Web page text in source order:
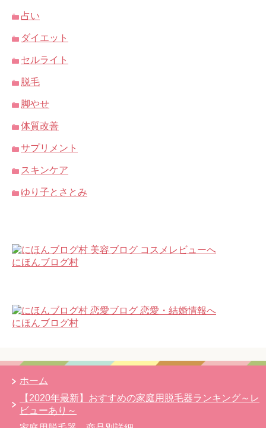
占い
ダイエット
セルライト
脱毛
脚やせ
体質改善
サプリメント
スキンケア
ゆり子とさとみ
にほんブログ村
にほんブログ村
ホーム
【2020年最新】おすすめの家庭用脱毛器ランキング～レ
ビューあり～